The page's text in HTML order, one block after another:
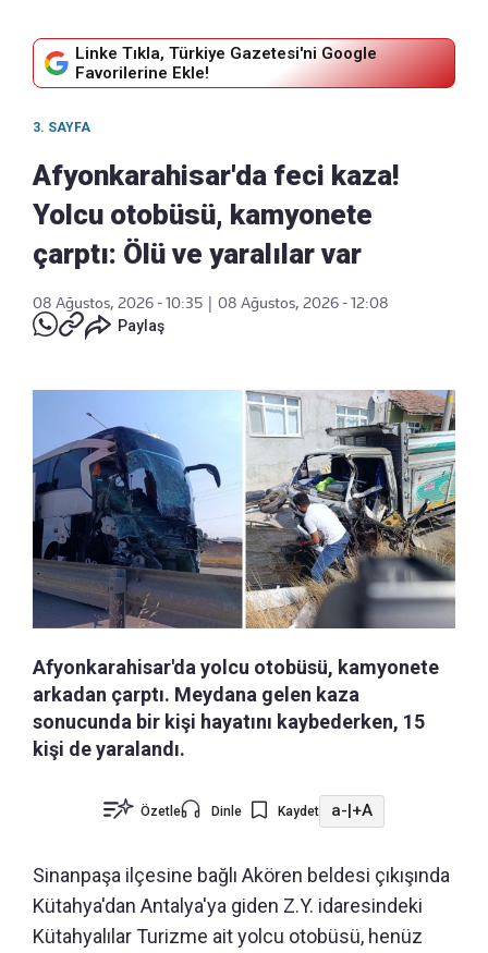
Linke Tıkla, Türkiye Gazetesi'ni Google
Favorilerine Ekle!
3. SAYFA
Afyonkarahisar'da feci kaza!
Yolcu otobüsü, kamyonete
çarptı: Ölü ve yaralılar var
08 Ağustos, 2026 - 10:35
08 Ağustos, 2026 - 12:08
Paylaş
Afyonkarahisar'da yolcu otobüsü, kamyonete
arkadan çarptı. Meydana gelen kaza
sonucunda bir kişi hayatını kaybederken, 15
kişi de yaralandı.
Özetle Dinle Kaydet a-|+A
Sinanpaşa ilçesine bağlı Akören beldesi çıkışında
Kütahya'dan Antalya'ya giden Z.Y. idaresindeki
Kütahyalılar Turizme ait yolcu otobüsü, henüz